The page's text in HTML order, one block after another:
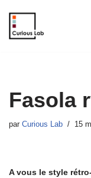
Aller
Fasola
par Curious Lab 15
A vous le style